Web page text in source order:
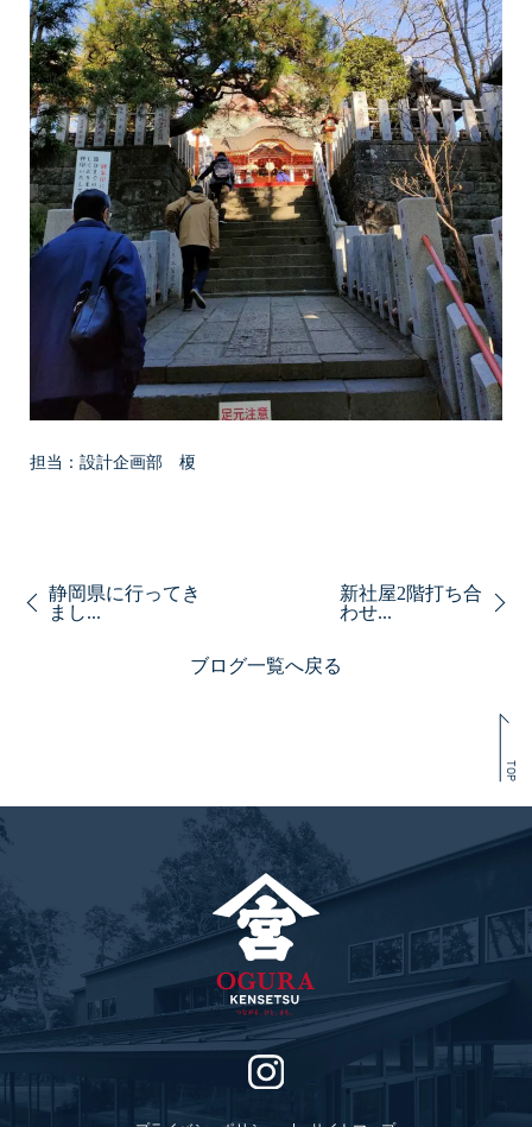
担当：設計企画部 榎
静岡県に行ってき
まし...
ブログ一覧へ戻る
新社屋2階打ち合
わせ...
TOP